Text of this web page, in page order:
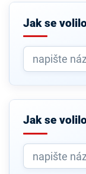
Jak se
Jak se